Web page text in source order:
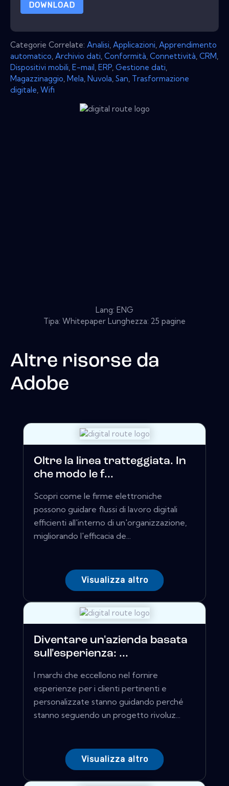
DOWNLOAD
Categorie Correlate: Analisi Applicazioni Apprendimento
automatico Archivio dati Conformità Connettività CRM
Dispositivi mobili E-mail ERP Gestione dati
Magazzinaggio Mela Nuvola San Trasformazione
digitale Wifi
Lang: ENG
Tipa: Whitepaper Lunghezza: 25 pagine
Altre risorse da
Adobe
Oltre la linea tratteggiata. In
che modo le f...
Scopri come le firme elettroniche
possono guidare flussi di lavoro digitali
efficienti all'interno di un'organizzazione,
migliorando l'efficacia de...
Visualizza altro
Diventare un'azienda basata
sull'esperienza: ...
I marchi che eccellono nel fornire
esperienze per i clienti pertinenti e
personalizzate stanno guidando perché
stanno seguendo un progetto rivoluz...
Visualizza altro